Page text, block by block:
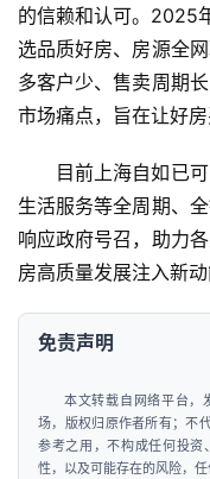
的信赖和认可。2025
选品质好房、房源全
多客户少、售卖周期
市场痛点，旨在让好房
目前上海自如已
生活服务等全周期、
响应政府号召，助力
房高质量发展注入新动
免责声明
本文转载自网络平台，
场，版权归原作者所有；不
参考之用，不构成任何投资
性，以及可能存在的风险，任